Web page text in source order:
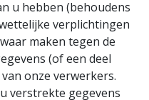
u hebben (behoudens
verplichtingen
maken tegen de
(of een deel
onze verwerkers.
verstrekte gegevens